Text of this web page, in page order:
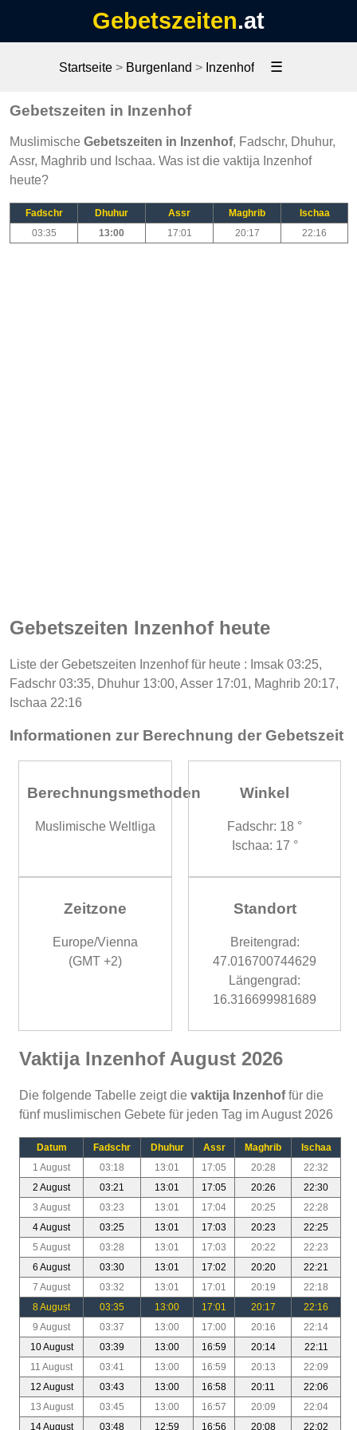
Gebetszeiten.at
Startseite> Burgenland > Inzenhof ☰
Gebetszeiten in Inzenhof
Muslimische Gebetszeiten in Inzenhof, Fadschr, Dhuhur,
Assr, Maghrib und Ischaa. Was ist die vaktija Inzenhof
heute?
Fadschr Dhuhur Assr Maghrib
Ischaa
03:35
13:00 17:01 20:17 22:16
Gebetszeiten Inzenhof heute
Liste der Gebetszeiten Inzenhof für heute : Imsak 03:25,
Fadschr 03:35, Dhuhur 13:00, Asser 17:01, Maghrib 20:17,
Ischaa 22:16
Informationen zur Berechnung der Gebetszeit
Berechnungsmethoden
Muslimische Weltliga
Winkel
Fadschr: 18 °
Ischaa: 17 °
Zeitzone
Europe/Vienna
(GMT +2)
Standort
Breitengrad:
47.016700744629
Längengrad:
16.316699981689
Vaktija Inzenhof August 2026
Die folgende Tabelle zeigt die vaktija Inzenhoffür die
fünf muslimischen Gebete für jeden Tag im August 2026
Datum Fadschr Dhuhur Assr Maghrib
Ischaa
1 August
03:18 13:01 17:05 20:28
22:32
2 August
03:21 13:01 17:05 20:26
22:30
3 August
03:23 13:01 17:04 20:25
22:28
4 August
03:25 13:01 17:03 20:23
22:25
5 August
03:28 13:01 17:03 20:22
22:23
6 August
03:30 13:01 17:02 20:20
22:21
7 August
03:32 13:01 17:01 20:19
22:18
8 August
03:35 13:00 17:01 20:17
22:16
9 August
03:37 13:00 17:00 20:16
22:14
10 August
03:39 13:00 16:59 20:14
22:11
11 August
03:41 13:00 16:59 20:13
22:09
12 August
03:43 13:00 16:58 20:11
22:06
13 August
03:45 13:00 16:57 20:09
22:04
14 August
03:48 12:59 16:56 20:08 22:02